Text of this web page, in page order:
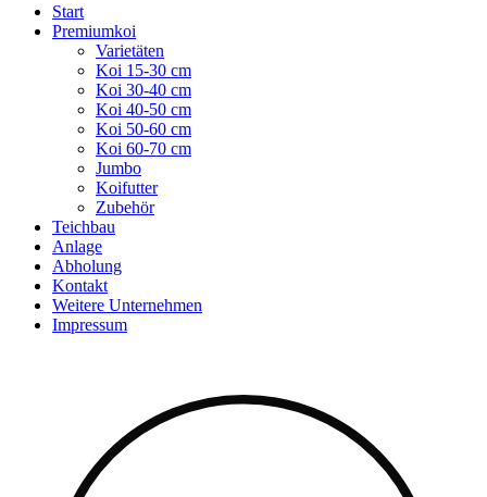
Start
Premiumkoi
Varietäten
Koi 15-30 cm
Koi 30-40 cm
Koi 40-50 cm
Koi 50-60 cm
Koi 60-70 cm
Jumbo
Koifutter
Zubehör
Teichbau
Anlage
Abholung
Kontakt
Weitere Unternehmen
Impressum